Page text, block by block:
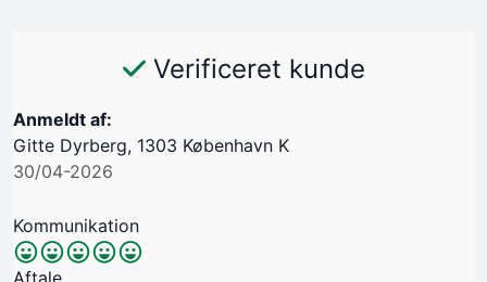
Verificeret kunde
Anmeldt af:
Gitte Dyrberg, 1303 København K
30/04-2026
Kommunikation
Aftale